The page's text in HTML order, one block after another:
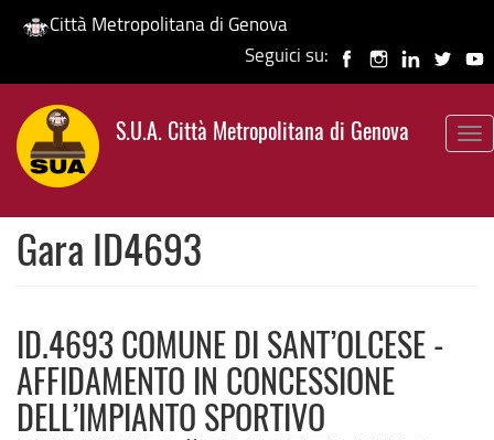
Salta
contenuto
principale
Città Metropolitana di Genova
Seguici su:
S.U.A. Città Metropolitana di Genova
Gara ID4693
ID.4693 COMUNE DI SANT’OLCESE -
AFFIDAMENTO IN CONCESSIONE
DELL’IMPIANTO SPORTIVO